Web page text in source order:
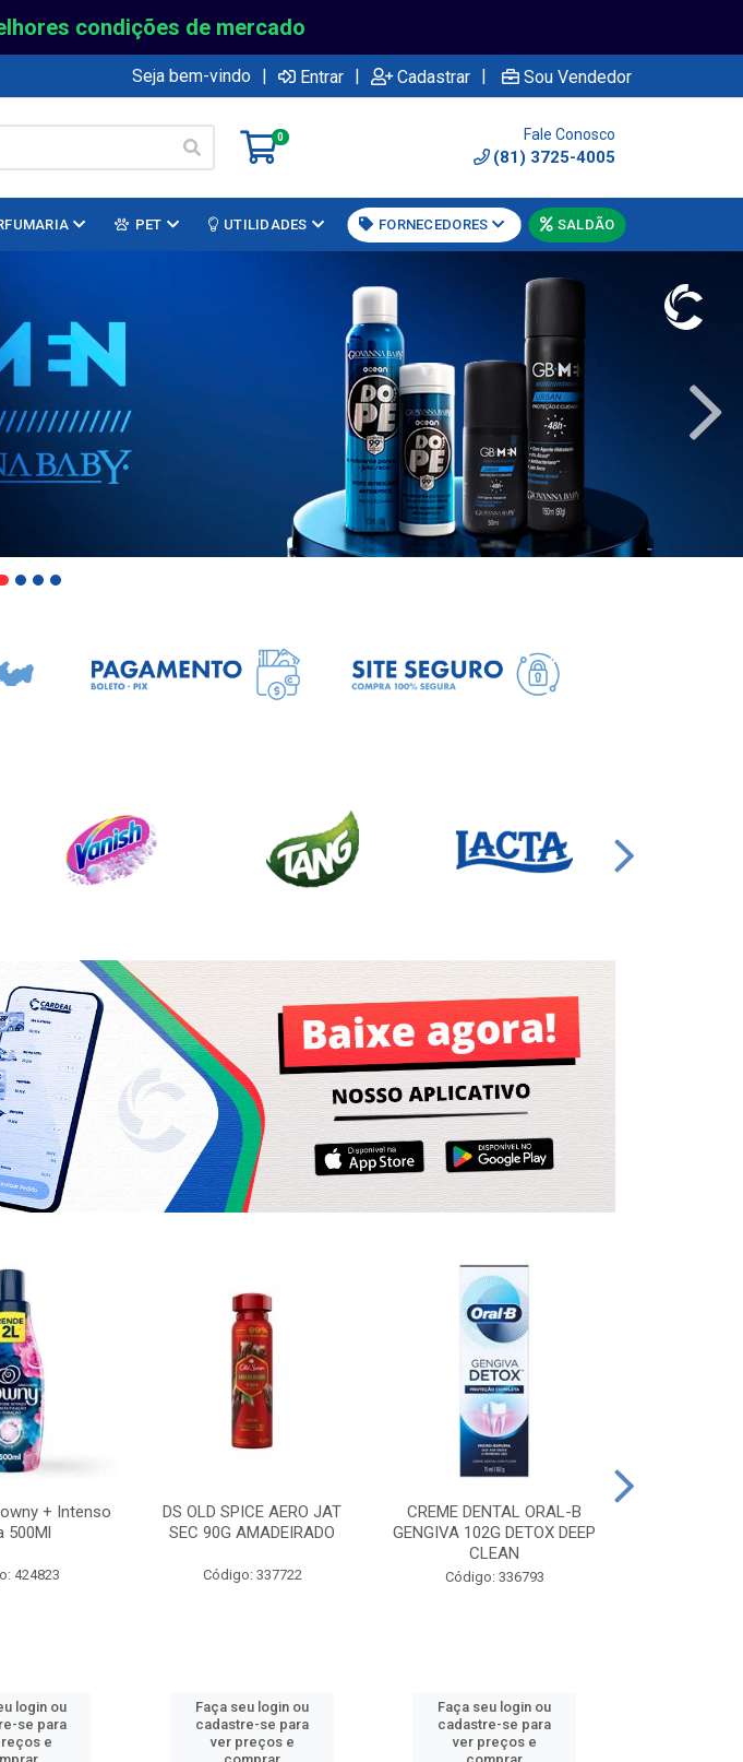
condições de mercado
Seja bem-vindo | Entrar | Cadastrar | Sou Vendedor
0 Fale Conosco
(81) 3725-4005
PET UTILIDADES FORNECEDORES SALDÃO
+ Intenso
500Ml
424823
login ou
se para
e
DS OLD SPICE AERO JAT
SEC 90G AMADEIRADO
Código: 337722
Faça seu login ou
cadastre-se para
ver preços e
CREME DENTAL ORAL-B
GENGIVA 102G DETOX DEEP
CLEAN
Código: 336793
Faça seu login ou
cadastre-se para
ver preços e